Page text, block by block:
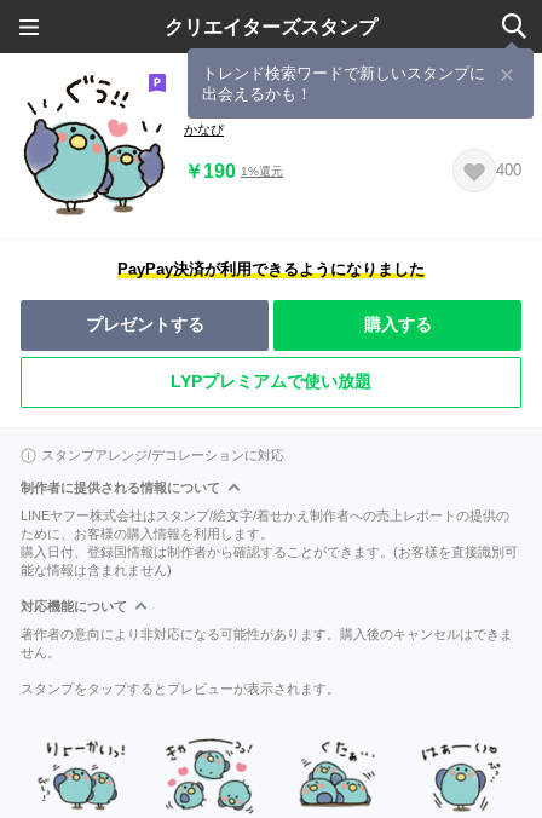
クリエイターズスタンプ
トレンド検索ワードで新しいスタンプに
出会えるかも！
トリさん★まるぴの友達★毎日使える
かなぴ
￥190 1%還元 400
PayPay決済が利用できるようになりました
プレゼントする 購入する
LYPプレミアムで使い放題
スタンプアレンジ/デコレーションに対応
制作者に提供される情報について
LINEヤフー株式会社はスタンプ/絵文字/着せかえ制作者への売上レポートの提供の
ために、お客様の購入情報を利用します。
購入日付、登録国情報は制作者から確認することができます。(お客様を直接識別可
能な情報は含まれません)
対応機能について
著作者の意向により非対応になる可能性があります。購入後のキャンセルはできま
せん。
スタンプをタップするとプレビューが表示されます。